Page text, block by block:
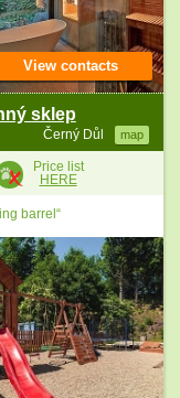
sklep
Černý Důl map
View contacts
Price list
HERE
barrel“